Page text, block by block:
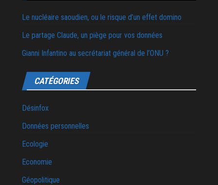
Le nucléaire saoudien, ou le risque d’un effet domino
Le partage Claude, un piège pour vos données
Gianni Infantino au secrétariat général de l’ONU ?
CATÉGORIES
Désinfox
Données personnelles
Ecologie
Economie
Géopolitique